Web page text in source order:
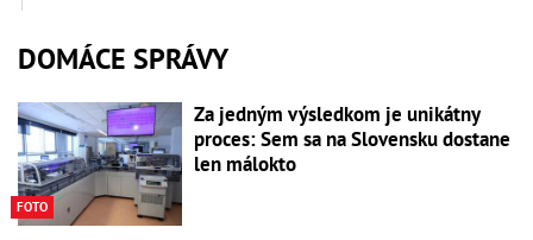
DOMÁCE SPRÁVY
FOTO
Za jedným výsledkom je unikátny
proces: Sem sa na Slovensku dostane
len málokto